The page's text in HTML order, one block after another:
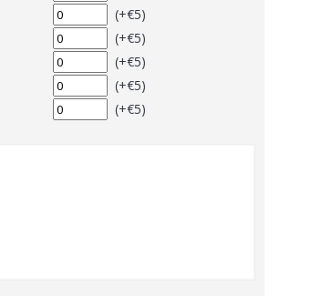
(+€5)
(+€5)
(+€5)
(+€5)
(+€5)